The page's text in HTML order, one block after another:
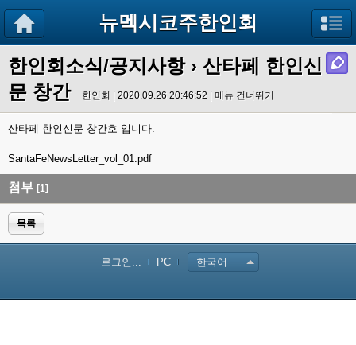
뉴멕시코주한인회
한인회소식/공지사항› 산타페 한인신
문 창간
한인회 | 2020.09.26 20:46:52 | 메뉴 건너뛰기
산타페 한인신문 창간호 입니다.
SantaFeNewsLetter_vol_01.pdf
첨부 [1]
목록
로그인... PC 한국어